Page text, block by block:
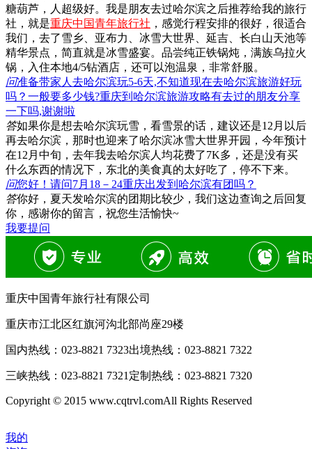
糖葫芦，人超级好。我是朋友去过哈尔滨之后推荐给我的旅行
社，就是重庆中国青年旅行社 ，感觉行程安排的很好，很适合
我们，去了雪乡、亚布力、冰雪大世界、延吉、长白山天池等
精华景点，简直就是冰雪盛宴。品尝纯正铁锅炖，满族乌拉火
锅，入住本地4/5钻酒店，还可以泡温泉，非常舒服。
问准备带家人去哈尔滨玩5-6天,不知道现在去哈尔滨旅游好玩
吗？一般要多少钱?重庆到哈尔滨旅游攻略有去过的朋友分享
一下吗,谢谢啦
答如果你是想去哈尔滨玩雪，看雪景的话，建议还是12月以后
再去哈尔滨，那时也迎来了哈尔滨冰雪大世界开园，今年预计
在12月中旬，去年我去哈尔滨人均花费了7K多，还是没有买
什么东西的情况下，东北的美食真的太好吃了，停不下来。
问您好！请问7月18－24重庆出发到哈尔滨有团吗？
答你好，夏天发哈尔滨的团期比较少，我们这边查询之后回复
你，感谢你的留言，祝您生活愉快~
我要提问
重庆中国青年旅行社有限公司
重庆市江北区红旗河沟北部尚座29楼
国内热线： 023-8821 7323出境热线： 023-8821 7322
三峡热线： 023-8821 7321 定制热线： 023-8821 7320
Copyright © 2015 www.cqtrvl.comAll Rights Reserved
我的